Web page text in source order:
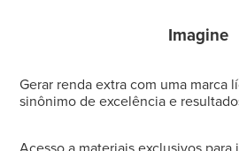
Imagine
Gerar renda extra com uma marca
sinônimo de excelência e